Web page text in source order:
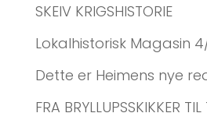
SKEIV KRIGSHISTORIE
Lokalhistorisk Magasin
Dette er Heimens nye
FRA BRYLLUPSSKIKKER